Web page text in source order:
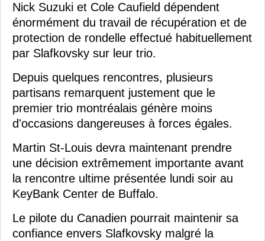
Nick Suzuki et Cole Caufield dépendent
énormément du travail de récupération et de
protection de rondelle effectué habituellement
par Slafkovsky sur leur trio.
Depuis quelques rencontres, plusieurs
partisans remarquent justement que le
premier trio montréalais génère moins
d'occasions dangereuses à forces égales.
Martin St-Louis devra maintenant prendre
une décision extrêmement importante avant
la rencontre ultime présentée lundi soir au
KeyBank Center de Buffalo.
Le pilote du Canadien pourrait maintenir sa
confiance envers Slafkovsky malgré la